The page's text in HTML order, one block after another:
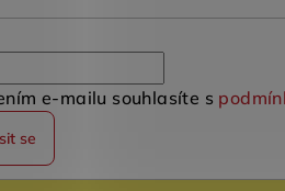
e-mailu souhlasíte s
se